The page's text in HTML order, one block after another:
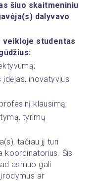
šiuo skaitmeniniu
dalyvavo
veikloje studentas
įdėjas, inovatyvius
klausimą;
tyrimų
tačiau jį turi
koordinatorius. Šis
asmuo gali
ar